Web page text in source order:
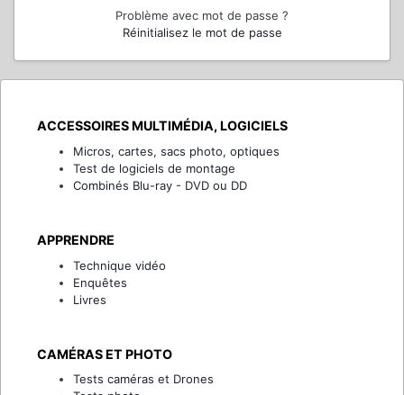
Problème avec mot de passe ?
Réinitialisez le mot de passe
ACCESSOIRES MULTIMÉDIA, LOGICIELS
Micros, cartes, sacs photo, optiques
Test de logiciels de montage
Combinés Blu-ray - DVD ou DD
APPRENDRE
Technique vidéo
Enquêtes
Livres
CAMÉRAS ET PHOTO
Tests caméras et Drones